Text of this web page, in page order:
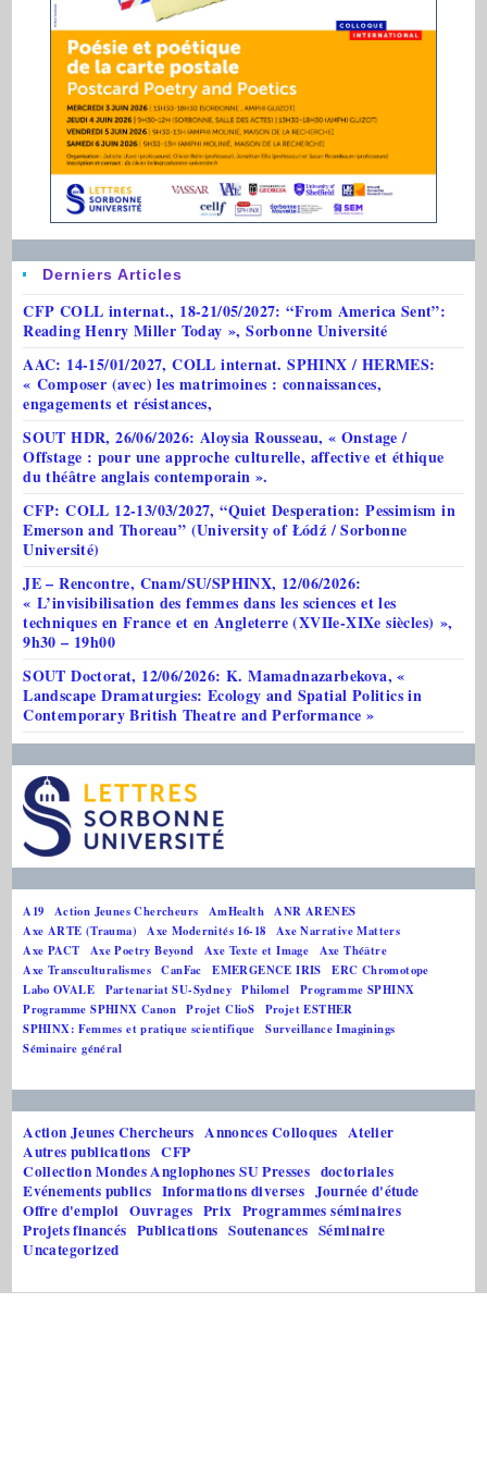
Derniers Articles
CFP COLL internat., 18-21/05/2027: “From America Sent”:
Reading Henry Miller Today », Sorbonne Université
AAC: 14-15/01/2027, COLL internat. SPHINX / HERMES:
« Composer (avec) les matrimoines : connaissances,
engagements et résistances,
SOUT HDR, 26/06/2026: Aloysia Rousseau, « Onstage /
Offstage : pour une approche culturelle, affective et éthique
du théâtre anglais contemporain ».
CFP: COLL 12-13/03/2027, “Quiet Desperation: Pessimism in
Emerson and Thoreau” (University of Łódź / Sorbonne
Université)
JE – Rencontre, Cnam/SU/SPHINX, 12/06/2026:
« L’invisibilisation des femmes dans les sciences et les
techniques en France et en Angleterre (XVIIe-XIXe siècles) »,
9h30 – 19h00
SOUT Doctorat, 12/06/2026: K. Mamadnazarbekova, «
Landscape Dramaturgies: Ecology and Spatial Politics in
Contemporary British Theatre and Performance »
A19 Action Jeunes Chercheurs AmHealth ANR ARENES
Axe ARTE (Trauma)
Axe Modernités 16-18
Axe Narrative Matters
Axe PACT
Axe Poetry Beyond Axe Texte et Image
Axe Théâtre
Axe Transculturalismes CanFac EMERGENCE IRIS
ERC Chromotope
Labo OVALE
Partenariat SU-Sydney Philomel
Programme SPHINX
Programme SPHINX Canon Projet ClioS
Projet ESTHER
SPHINX: Femmes et pratique scientifique
Surveillance Imaginings
Séminaire général
Action Jeunes Chercheurs Annonces Colloques Atelier
Autres publications CFP
Collection Mondes Anglophones SU Presses doctoriales
Evénements publics Informations diverses Journée d'étude
Offre d'emploi Ouvrages Prix Programmes séminaires
Projets financés Publications Soutenances Séminaire
Uncategorized